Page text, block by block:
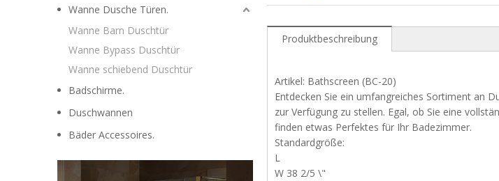
Wanne Dusche Türen.
Wanne Barn Duschtür
Wanne Bypass Duschtür
Wanne schiebend Duschtür
Badschirme.
Duschwannen
Bäder Accessoires.
Produktbeschreibung
Artikel: Bathscreen (BC-20)
Entdecken Sie ein umfangreiches Sortiment an
zur Verfügung zu stellen. Egal, ob Sie eine
finden etwas Perfektes für Ihr Badezimmer.
Standardgröße:
L
W 38 2/5 \"